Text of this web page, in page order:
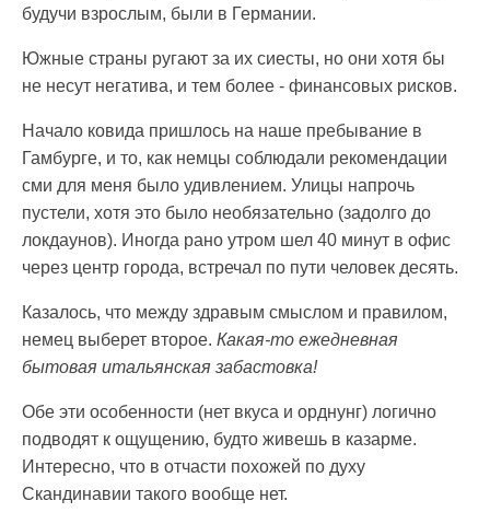
будучи взрослым, были в Германии.
Южные страны ругают за их сиесты, но они хотя бы
не несут негатива, и тем более - финансовых рисков.
Начало ковида пришлось на наше пребывание в
Гамбурге, и то, как немцы соблюдали рекомендации
сми для меня было удивлением. Улицы напрочь
пустели, хотя это было необязательно (задолго до
локдаунов). Иногда рано утром шел 40 минут в офис
через центр города, встречал по пути человек десять.
Казалось, что между здравым смыслом и правилом,
немец выберет второе. Какая-то ежедневная
бытовая итальянская забастовка!
Обе эти особенности (нет вкуса и орднунг) логично
подводят к ощущению, будто живешь в казарме.
Интересно, что в отчасти похожей по духу
Скандинавии такого вообще нет.